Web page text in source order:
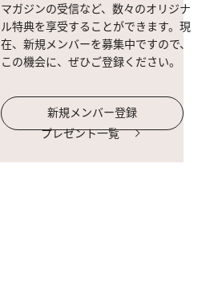
マガジンの受信など、数々のオリジナ
ル特典を享受することができます。現
在、新規メンバーを募集中ですので、
この機会に、ぜひご登録ください。
新規メンバー登録
プレゼント一覧